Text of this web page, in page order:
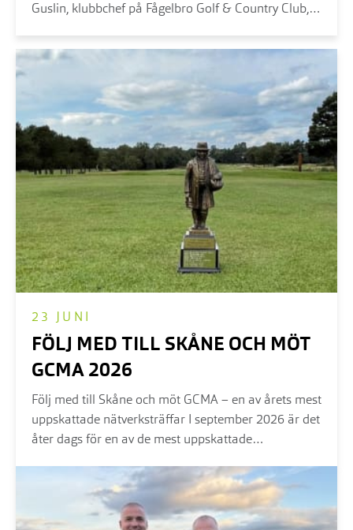
Guslin, klubbchef på Fågelbro Golf & Country Club,
GAF – Golf Management Sverige.
FÖLJ MED TILL SKÅNE OCH MÖT
GCMA 2026
23 JUNI
Följ med till Skåne och möt GCMA – en av årets mest
uppskattade nätverksträffar I september 2026 är det
åter dags för en av de mest uppskattade
internationella nätverksträffen med GCMA (Golf
Club Managers Association) från Storbritannien.